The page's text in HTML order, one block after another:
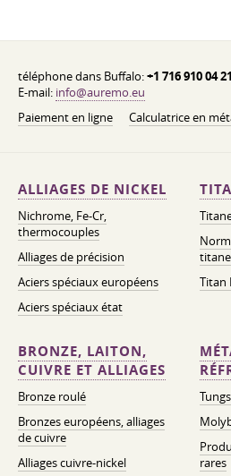
téléphone dans Buffalo:+1 716 910 04 21
E-mail: info@auremo.eu
Paiement en ligne
Calculatrice en
ALLIAGES DE NICKEL
Nichrome, Fe-Cr,
thermocouples
Alliages de précision
Aciers spéciaux européens
Aciers spéciaux état
titane
Titan
BRONZE, LAITON,
CUIVRE ET ALLIAGES
Bronze roulé
Bronzes européens, alliages
de cuivre
Alliages cuivre-nickel
rares